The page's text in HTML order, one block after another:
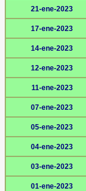
21-ene-2023
17-ene-2023
14-ene-2023
12-ene-2023
11-ene-2023
07-ene-2023
05-ene-2023
04-ene-2023
03-ene-2023
01-ene-2023